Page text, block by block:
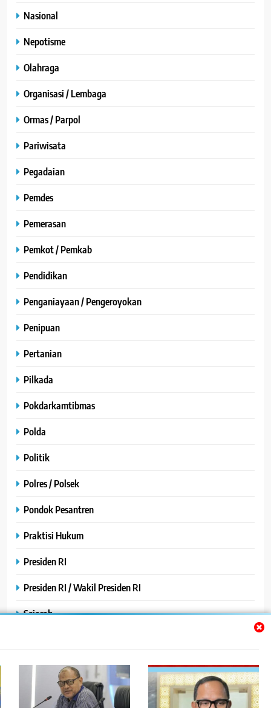
Nasional
Nepotisme
Olahraga
Organisasi / Lembaga
Ormas / Parpol
Pariwisata
Pegadaian
Pemdes
Pemerasan
Pemkot / Pemkab
Pendidikan
Penganiayaan / Pengeroyokan
Penipuan
Pertanian
Pilkada
Pokdarkamtibmas
Polda
Politik
Polres / Polsek
Pondok Pesantren
Praktisi Hukum
Presiden RI
Presiden RI / Wakil Presiden RI
Sejarah
SPPG /MBG